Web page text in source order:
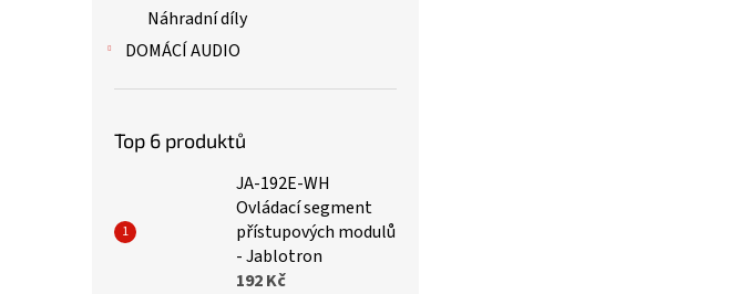
Náhradní díly
DOMÁCÍ AUDIO
Top 6 produktů
JA-192E-WH
Ovládací segment
přístupových modulů
- Jablotron
192 Kč